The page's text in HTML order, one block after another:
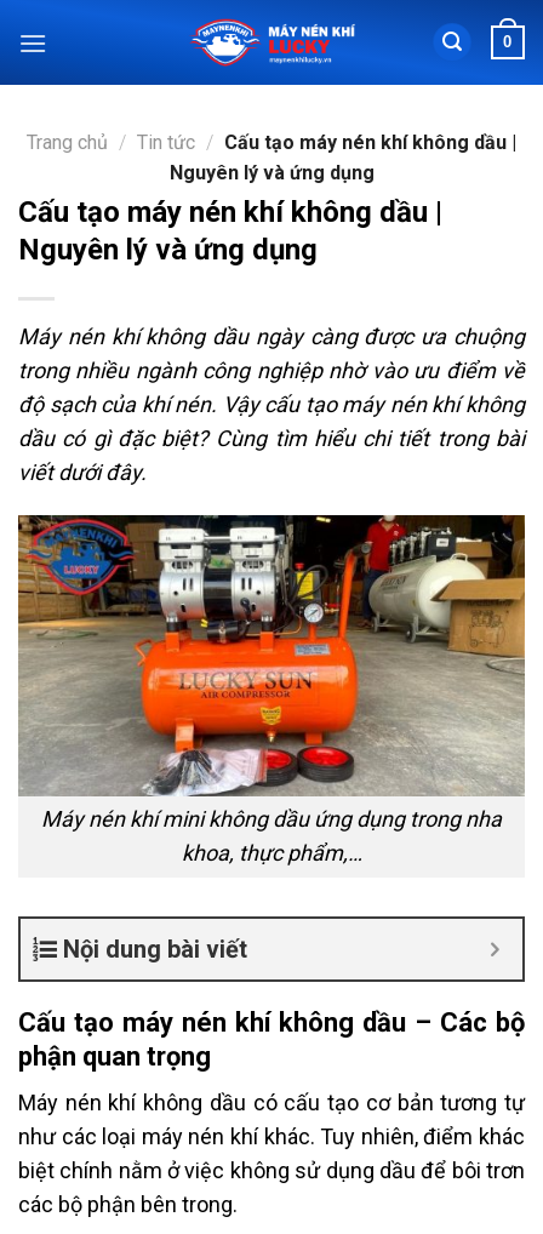
đến
0
Trang chủ / Tin tức / Cấu tạo máy nén khí không dầu |
Nguyên lý và ứng dụng
Cấu tạo máy nén khí không dầu |
Nguyên lý và ứng dụng
Máy nén khí không dầu ngày càng được ưa chuộng
trong nhiều ngành công nghiệp nhờ vào ưu điểm về
độ sạch của khí nén. Vậy cấu tạo máy nén khí không
dầu có gì đặc biệt? Cùng tìm hiểu chi tiết trong bài
viết dưới đây.
Máy nén khí mini không dầu ứng dụng trong nha
khoa, thực phẩm,…
Nội dung bài viết
Cấu tạo máy nén khí không dầu – Các bộ
phận quan trọng
Máy nén khí không dầu có cấu tạo cơ bản tương tự
như các loại máy nén khí khác. Tuy nhiên, điểm khác
biệt chính nằm ở việc không sử dụng dầu để bôi trơn
các bộ phận bên trong.